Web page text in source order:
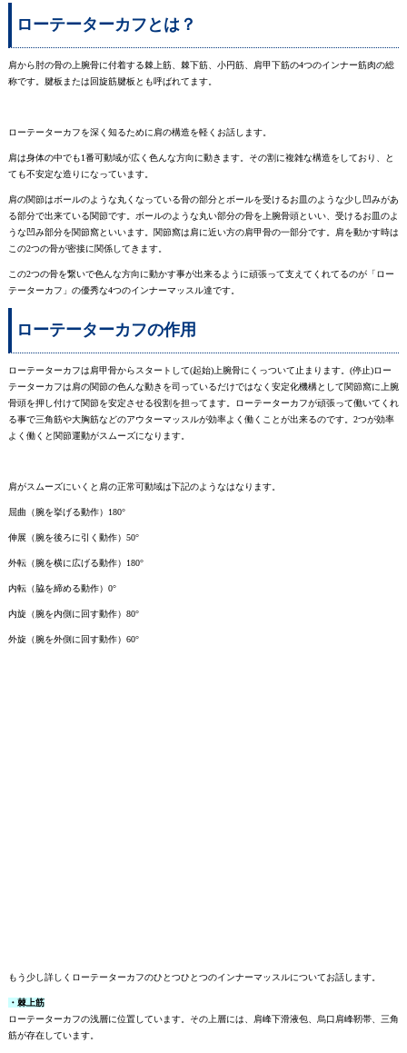
ローテーターカフとは？
肩から肘の骨の上腕骨に付着する棘上筋、棘下筋、小円筋、肩甲下筋の4つのインナー筋肉の総
称です。腱板または回旋筋腱板とも呼ばれてます。
ローテーターカフを深く知るために肩の構造を軽くお話します。
肩は身体の中でも1番可動域が広く色んな方向に動きます。その割に複雑な構造をしており、と
ても不安定な造りになっています。
肩の関節はボールのような丸くなっている骨の部分とボールを受けるお皿のような少し凹みがあ
る部分で出来ている関節です。ボールのような丸い部分の骨を上腕骨頭といい、受けるお皿のよ
うな凹み部分を関節窩といいます。関節窩は肩に近い方の肩甲骨の一部分です。肩を動かす時は
この2つの骨が密接に関係してきます。
この2つの骨を繋いで色んな方向に動かす事が出来るように頑張って支えてくれてるのが「ロー
テーターカフ」の優秀な4つのインナーマッスル達です。
ローテーターカフの作用
ローテーターカフは肩甲骨からスタートして(起始)上腕骨にくっついて止まります。(停止)ロー
テーターカフは肩の関節の色んな動きを司っているだけではなく安定化機構として関節窩に上腕
骨頭を押し付けて関節を安定させる役割を担ってます。ローテーターカフが頑張って働いてくれ
る事で三角筋や大胸筋などのアウターマッスルが効率よく働くことが出来るのです。2つが効率
よく働くと関節運動がスムーズになります。
肩がスムーズにいくと肩の正常可動域は下記のようなはなります。
屈曲（腕を挙げる動作）180°
伸展（腕を後ろに引く動作）50°
外転（腕を横に広げる動作）180°
内転（脇を締める動作）0°
内旋（腕を内側に回す動作）80°
外旋（腕を外側に回す動作）60°
もう少し詳しくローテーターカフのひとつひとつのインナーマッスルについてお話します。
・棘上筋
ローテーターカフの浅層に位置しています。その上層には、肩峰下滑液包、烏口肩峰靭帯、三角
筋が存在しています。